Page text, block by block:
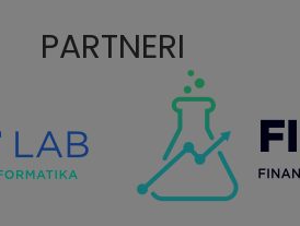
PARTNERI